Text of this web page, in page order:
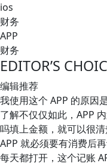
ios
财务
APP
财务
EDITOR’S
编辑推荐
我使用这个 APP 的原因
了解不仅仅如此，APP
吗填上金额，就可以很
APP 就必须要有消费后
每天都打开，这个记账